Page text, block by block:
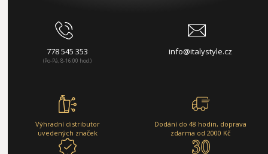
778 545 353
(Po-Pá, 8-16:00 hod.)
info@italystyle.cz
Výhradní distributor
uvedených značek
Dodání do 48 hodin, doprava
zdarma od 2000 Kč